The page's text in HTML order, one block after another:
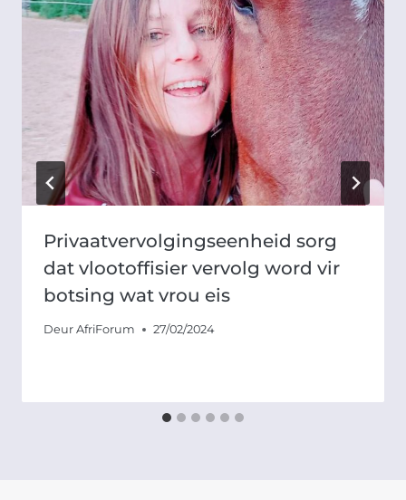
Privaatvervolgingseenheid sorg
dat vlootoffisier vervolg word vir
botsing wat vrou eis
Deur AfriForum 27/02/2024